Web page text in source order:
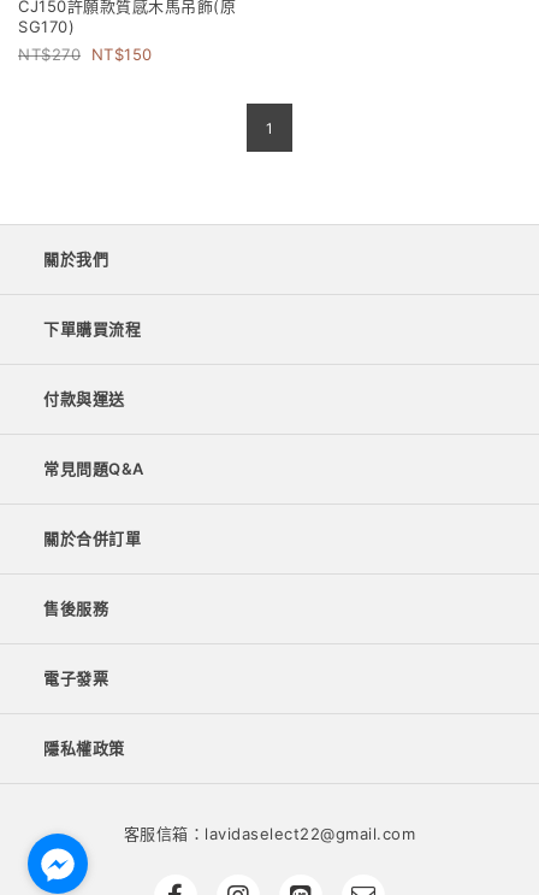
CJ150許願款質感木馬吊飾(原
SG170)
270
150
1
關於我們
下單購買流程
付款與運送
常見問題Q&A
關於合併訂單
售後服務
電子發票
隱私權政策
客服信箱：lavidaselect22@gmail.com